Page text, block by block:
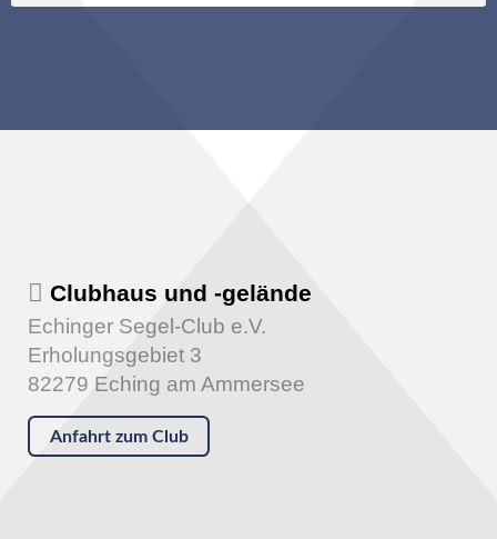
Clubhaus und -gelände
Echinger Segel-Club e.V.
Erholungsgebiet 3
82279 Eching am Ammersee
Anfahrt zum Club